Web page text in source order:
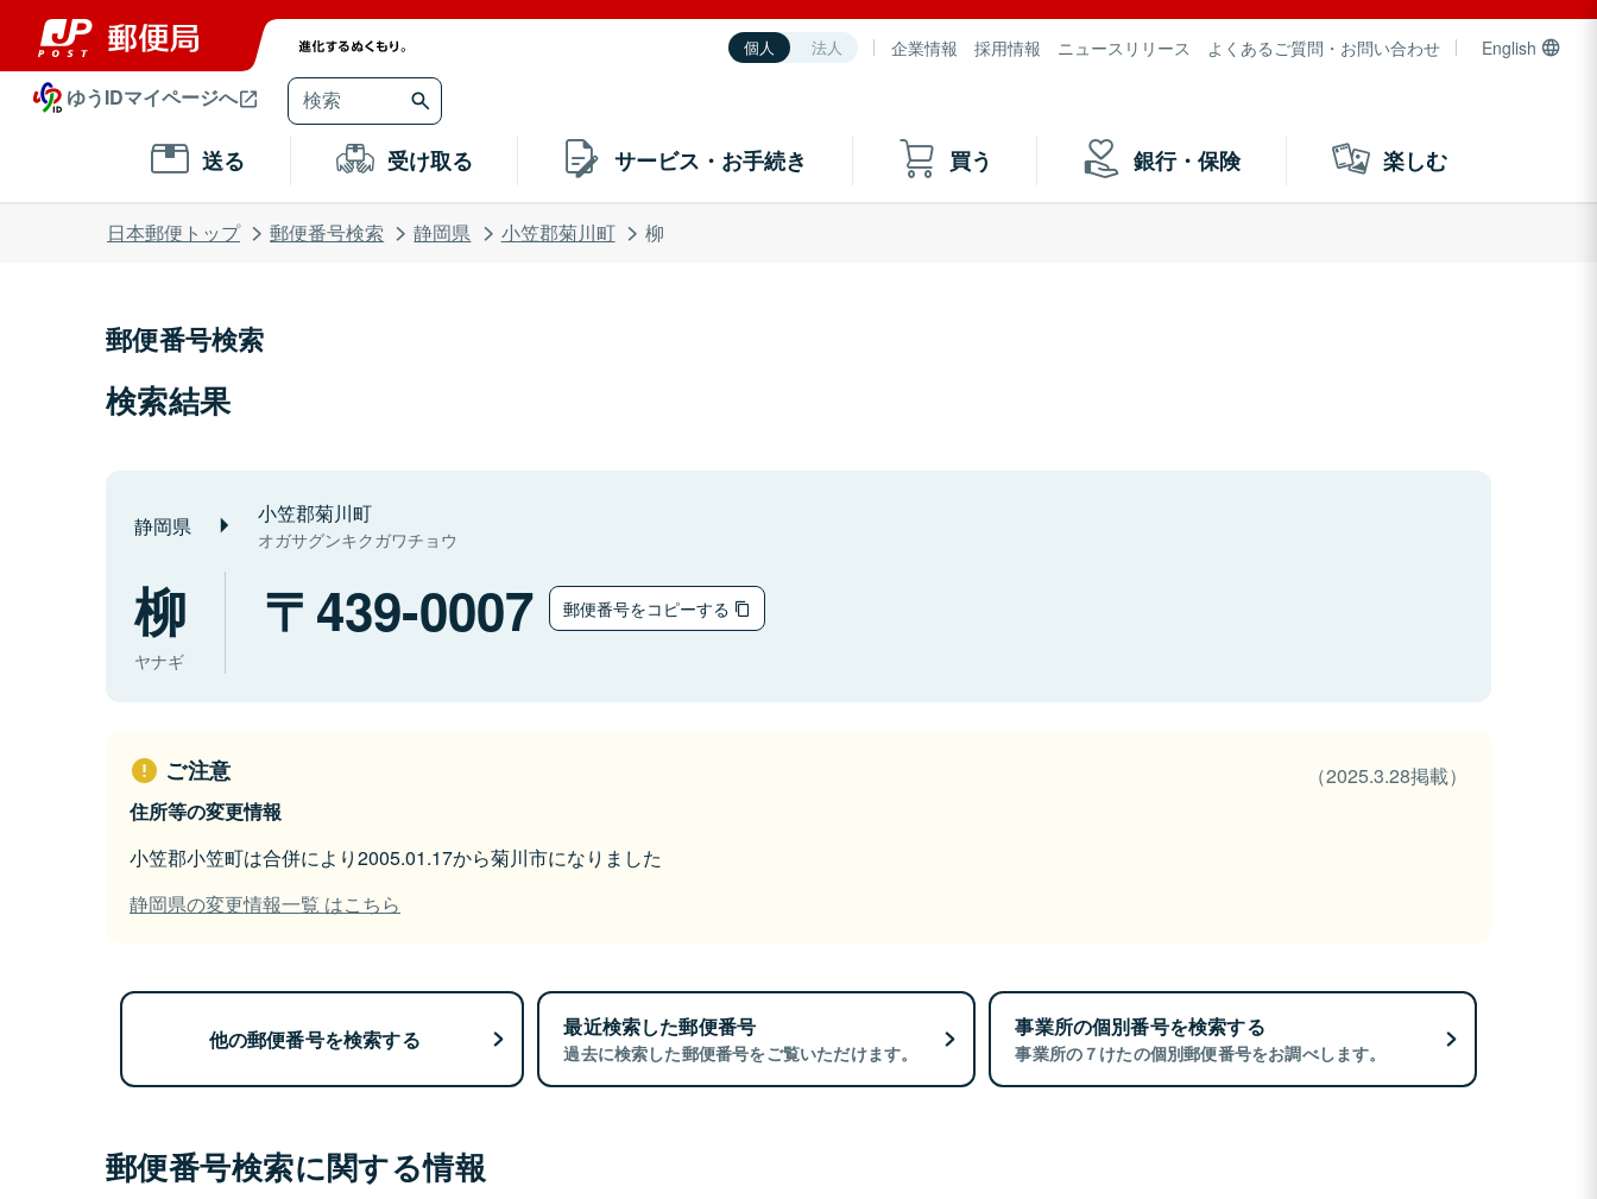
個人 法人 企業情報 採用情報 ニュースリリース よくあるご質問・お問い合わせ English
ゆうIDマイページへ
送る 受け取る サービス・お手続き 買う 銀行・保険 楽しむ
日本郵便トップ 郵便番号検索 静岡県 小笠郡菊川町 柳
郵便番号検索
検索結果
静岡県 小笠郡菊川町
オガサグンキクガワチョウ
柳
ヤナギ
439-0007 郵便番号をコピーする
ご注意
（2025.3.28掲載）
住所等の変更情報
小笠郡小笠町は合併により2005.01.17から菊川市になりました
静岡県の変更情報一覧 はこちら
他の郵便番号を検索する 最近検索した郵便番号
過去に検索した郵便番号をご覧いただけます。
事業所の個別番号を検索する
事業所の７けたの個別郵便番号をお調べします。
郵便番号検索に関する情報